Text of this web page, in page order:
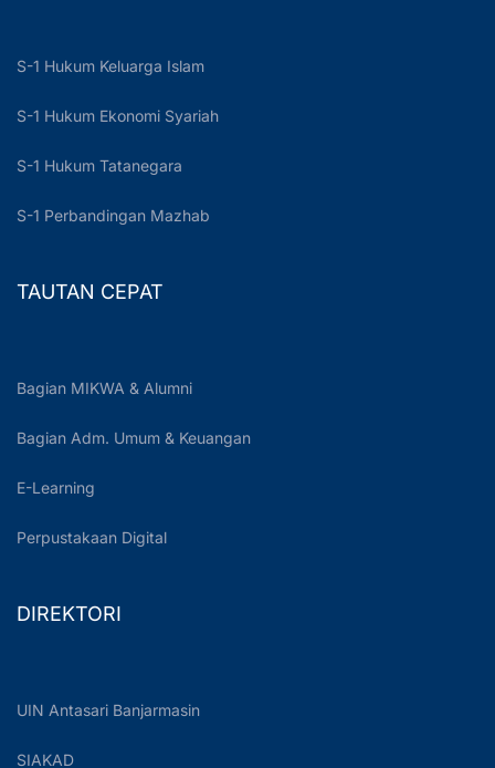
S-1 Hukum Keluarga Islam
S-1 Hukum Ekonomi Syariah
S-1 Hukum Tatanegara
S-1 Perbandingan Mazhab
TAUTAN CEPAT
Bagian MIKWA & Alumni
Bagian Adm. Umum & Keuangan
E-Learning
Perpustakaan Digital
DIREKTORI
UIN Antasari Banjarmasin
SIAKAD